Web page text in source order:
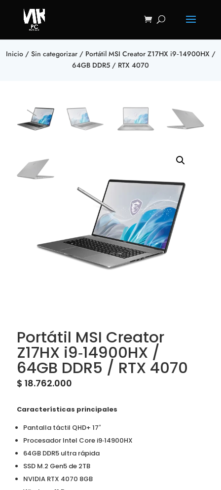
Inicio/ Sin categorizar/ Portátil MSI Creator Z17HX i9‑14900HX /
64GB DDR5 / RTX 4070
Portátil MSI Creator
Z17HX i9‑14900HX /
64GB DDR5 / RTX 4070
$ 18.762.000
Características principales
Pantalla táctil QHD+ 17″
Procesador Intel Core i9‑14900HX
64GB DDR5 ultra rápida
SSD M.2 Gen5 de 2TB
NVIDIA RTX 4070 8GB